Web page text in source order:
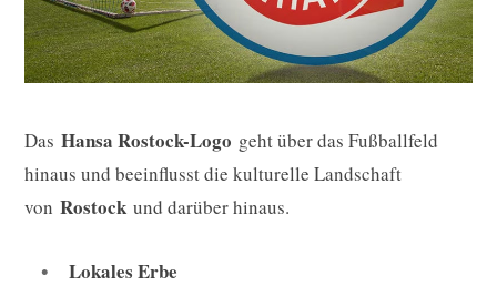
Das Hansa Rostock-Logo geht über das Fußballfeld
hinaus und beeinflusst die kulturelle Landschaft
von Rostock und darüber hinaus.
Lokales Erbe